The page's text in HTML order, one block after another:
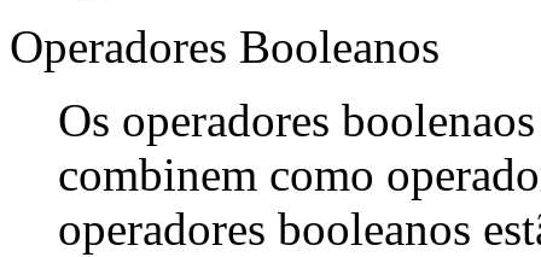
Operadores Booleanos
Os operadores
combinem como
operadores booleanos